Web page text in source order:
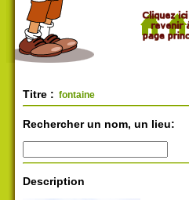
Titre : fontaine
Rechercher un nom, un lieu:
Description